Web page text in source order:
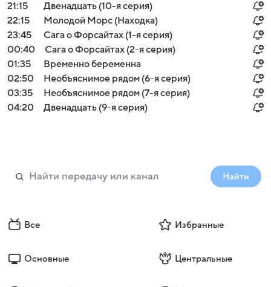
21:15
Двенадцать (10-я серия)
22:15
Молодой Морс (Находка)
23:45
Сага о Форсайтах (1-я серия)
00:40
Сага о Форсайтах (2-я серия)
01:35
Временно беременна
02:50
Необъяснимое рядом (6-я серия)
03:35
Необъяснимое рядом (7-я серия)
04:20
Двенадцать (9-я серия)
Найти
Все Избранные
Основные Центральные